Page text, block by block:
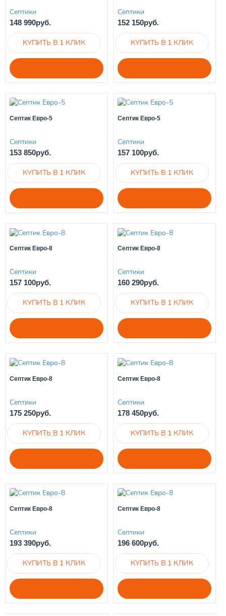
Септики
148 990руб.
Септики
152 150руб.
Септик Евро-5
Септики
153 850руб.
Септик Евро-5
Септики
157 100руб.
Септик Евро-8
Септики
157 100руб.
Септик Евро-8
Септики
160 290руб.
Септик Евро-8
Септики
175 250руб.
Септик Евро-8
Септики
178 450руб.
Септик Евро-8
Септики
193 390руб.
Септик Евро-8
Септики
196 600руб.